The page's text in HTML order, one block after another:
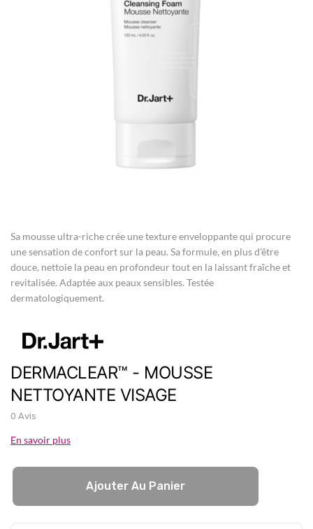
beginning
of
the
images
gallery
DERMACLEAR™ - MOUSSE
NETTOYANTE VISAGE
Sa mousse ultra-riche crée une texture enveloppante qui procure
une sensation de confort sur la peau. Sa formule, en plus d'être
douce, nettoie la peau en profondeur tout en la laissant fraîche et
revitalisée. Adaptée aux peaux sensibles. Testée
dermatologiquement.
0 Avis
En savoir plus
Ajouter Au Panier